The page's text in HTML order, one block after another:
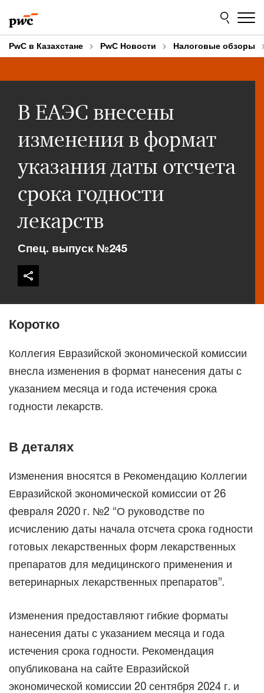
to
content
to
footer
PwC в Казахстане PwC Новости Налоговые обзоры
В ЕАЭС внесены
изменения в формат
указания даты отсчета
срока годности
лекарств
Спец. выпуск №245
Коротко
Коллегия Евразийской экономической комиссии
внесла изменения в формат нанесения даты с
указанием месяца и года истечения срока
годности лекарств.
В деталях
Изменения вносятся в Рекомендацию Коллегии
Евразийской экономической комиссии от 26
февраля 2020 г. №2 “О руководстве по
исчислению даты начала отсчета срока годности
готовых лекарственных форм лекарственных
препаратов для медицинского применения и
ветеринарных лекарственных препаратов”.
Изменения предоставляют гибкие форматы
нанесения даты с указанием месяца и года
истечения срока годности. Рекомендация
опубликована на сайте Евразийской
экономической комиссии 20 сентября 2024 г. и